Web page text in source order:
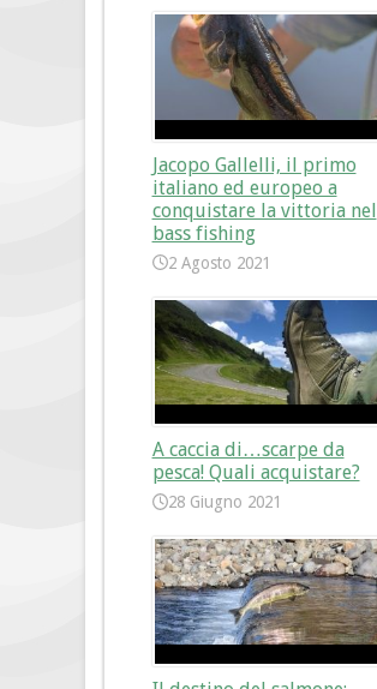
Jacopo Gallelli, il primo
italiano ed europeo a
conquistare la vittoria nel
bass fishing
2 Agosto 2021
A caccia di…scarpe da
pesca! Quali acquistare?
28 Giugno 2021